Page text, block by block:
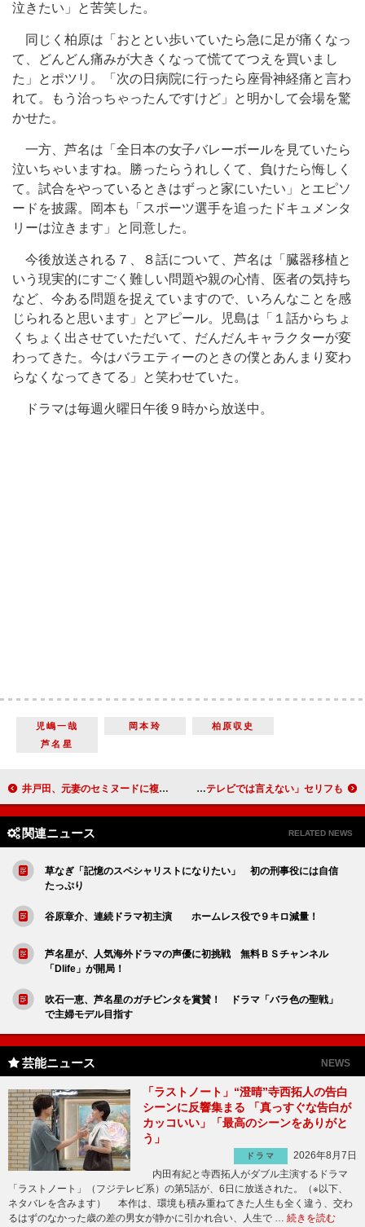
泣きたい」と苦笑した。
同じく柏原は「おととい歩いていたら急に足が痛くなっ
て、どんどん痛みが大きくなって慌ててつえを買いまし
た」とポツリ。「次の日病院に行ったら座骨神経痛と言わ
れて。もう治っちゃったんですけど」と明かして会場を驚
かせた。
一方、芦名は「全日本の女子バレーボールを見ていたら
泣いちゃいますね。勝ったらうれしくて、負けたら悔しく
て。試合をやっているときはずっと家にいたい」とエピソ
ードを披露。岡本も「スポーツ選手を追ったドキュメンタ
リーは泣きます」と同意した。
今後放送される７、８話について、芦名は「臓器移植と
いう現実的にすごく難しい問題や親の心情、医者の気持ち
など、今ある問題を捉えていますので、いろんなことを感
じられると思います」とアピール。児島は「１話からちょ
くちょく出させていただいて、だんだんキャラクターが変
わってきた。今はバラエティーのときの僕とあんまり変わ
らなくなってきてる」と笑わせていた。
ドラマは毎週火曜日午後９時から放送中。
児嶋一哉 岡本玲
柏原収史
芦名星
井戸田、元妻のセミヌードに複雑 復縁なしも「ザワザワしてます」 中越典子、“生涯の恋人”は誰？ 出演舞台で「テレビでは言えない」セリフも
関連ニュース RELATED NEWS
草なぎ「記憶のスペシャリストになりたい」 初の刑事役には自信
たっぷり
谷原章介、連続ドラマ初主演 ホームレス役で９キロ減量！
芦名星が、人気海外ドラマの声優に初挑戦 無料ＢＳチャンネル
「Dlife」が開局！
吹石一恵、芦名星のガチビンタを賞賛！ ドラマ「バラ色の聖戦」
で主婦モデル目指す
芸能ニュース NEWS
「ラストノート」“澄晴”寺西拓人の告白
シーンに反響集まる 「真っすぐな告白が
カッコいい」「最高のシーンをありがと
う」
ドラマ
2026年8月7日
内田有紀と寺西拓人がダブル主演するドラマ
「ラストノート」（フジテレビ系）の第5話が、6日に放送された。（※以下、
ネタバレを含みます） 本作は、環境も積み重ねてきた人生も全く違う、交わ
るはずのなかった歳の差の男女が静かに引かれ合い、人生で … 続きを読む